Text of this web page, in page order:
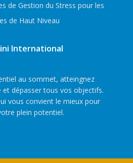
de Gestion du Stress pour les
de Haut Niveau
International
au sommet, atteingnez
et dépasser tous vos objectifs.
vous convient le mieux pour
plein potentiel.